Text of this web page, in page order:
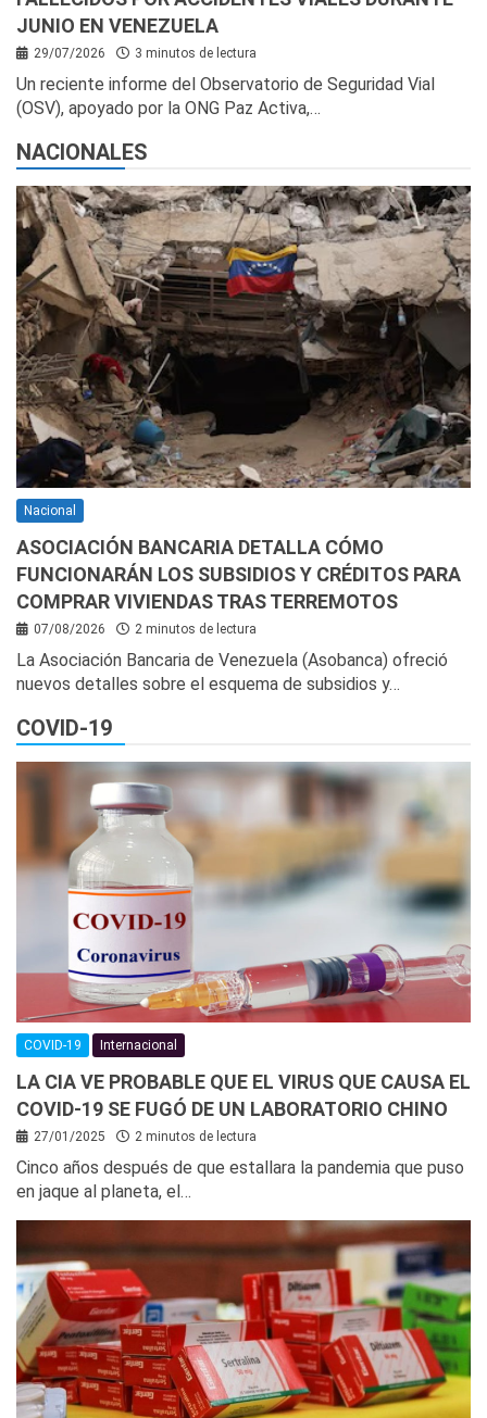
JUNIO EN VENEZUELA
29/07/2026 3 minutos de lectura
Un reciente informe del Observatorio de Seguridad Vial
(OSV), apoyado por la ONG Paz Activa,…
NACIONALES
Nacional
ASOCIACIÓN BANCARIA DETALLA CÓMO
FUNCIONARÁN LOS SUBSIDIOS Y CRÉDITOS PARA
COMPRAR VIVIENDAS TRAS TERREMOTOS
07/08/2026 2 minutos de lectura
La Asociación Bancaria de Venezuela (Asobanca) ofreció
nuevos detalles sobre el esquema de subsidios y…
COVID-19
COVID-19 Internacional
LA CIA VE PROBABLE QUE EL VIRUS QUE CAUSA EL
COVID-19 SE FUGÓ DE UN LABORATORIO CHINO
27/01/2025 2 minutos de lectura
Cinco años después de que estallara la pandemia que puso
en jaque al planeta, el…